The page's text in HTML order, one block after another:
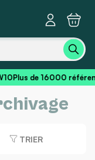
de 16000 références
TRIER